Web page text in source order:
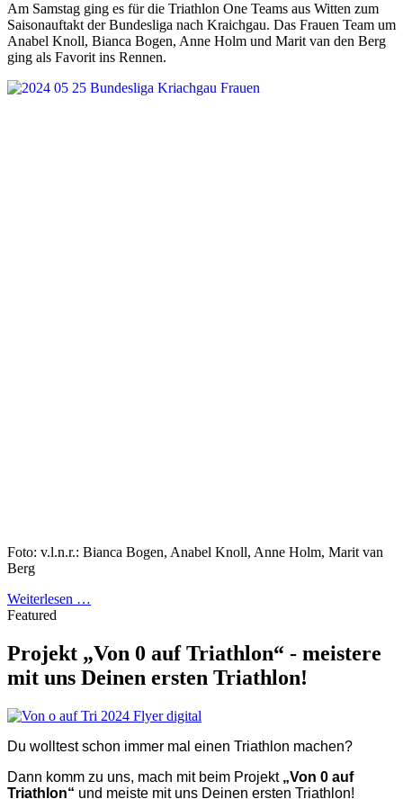
Am Samstag ging es für die Triathlon One Teams aus Witten zum
Saisonauftakt der Bundesliga nach Kraichgau. Das Frauen Team um
Anabel Knoll, Bianca Bogen, Anne Holm und Marit van den Berg
ging als Favorit ins Rennen.
Foto: v.l.n.r.: Bianca Bogen, Anabel Knoll, Anne Holm, Marit van
Berg
Weiterlesen …
Featured
Projekt „Von 0 auf Triathlon“ - meistere
mit uns Deinen ersten Triathlon!
Du wolltest schon immer mal einen Triathlon machen?
Dann komm zu uns, mach mit beim Projekt „Von 0 auf
Triathlon“ und meiste mit uns Deinen ersten Triathlon!